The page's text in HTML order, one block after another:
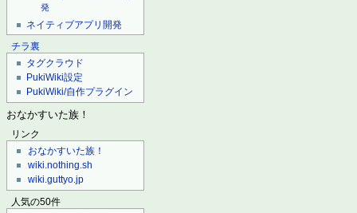
発
ネイティブアプリ開発
チラ裏
タグクラウド
PukiWiki設定
PukiWiki/自作プラグイン
おなかすいた族！
リンク
おなかすいた族！
wiki.nothing.sh
wiki.guttyo.jp
人気の50件